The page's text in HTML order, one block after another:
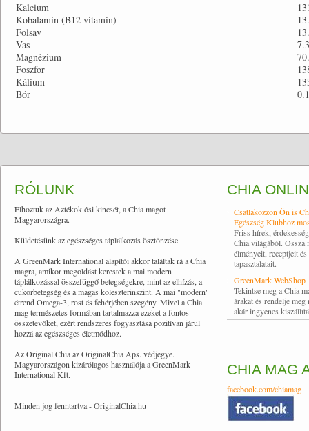
Kalcium
Kobalamin (B12 vitamin)
Folsav
Vas
Magnézium
Foszfor
Kálium
Bór
RÓLUNK
Elhoztuk az Aztékok ősi kincsét, a Chia magot
Magyarországra.
Küldetésünk az egészséges táplálkozás ösztönzése.
A GreenMark International alapítói akkor találtak rá a Chia
magra, amikor megoldást kerestek a mai modern
táplálkozással összefüggő betegségekre, mint az elhízás, a
cukorbetegség és a magas koleszterinszint. A mai "modern"
étrend Omega-3, rost és fehérjében szegény. Mivel a Chia
mag természetes formában tartalmazza ezeket a fontos
összetevőket, ezért rendszeres fogyasztása pozitívan járul
hozzá az egészséges életmódhoz.
Az Original Chia az OriginalChia Aps. védjegye.
Magyarországon kizárólagos használója a GreenMark
International Kft.
Minden jog fenntartva - OriginalChia.hu
CHIA
Csatlakozzon Ön is
Egészség Klubhoz
Friss hírek,
Chia világából. Ossza
élményeit, receptjeit és
tapasztalatait.
GreenMark WebShop
Tekintse meg a Chia
árakat és rendelje meg
akár ingyenes
CHIA MAG
facebook.com/chiamag